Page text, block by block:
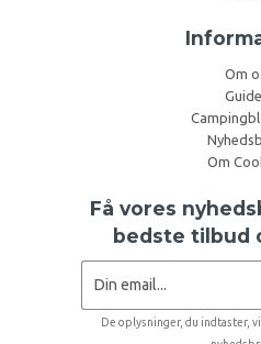
Om
Om
Få vores
bedste tilbud
De oplysninger, du indtaster,